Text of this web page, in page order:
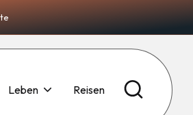
Leben Reisen